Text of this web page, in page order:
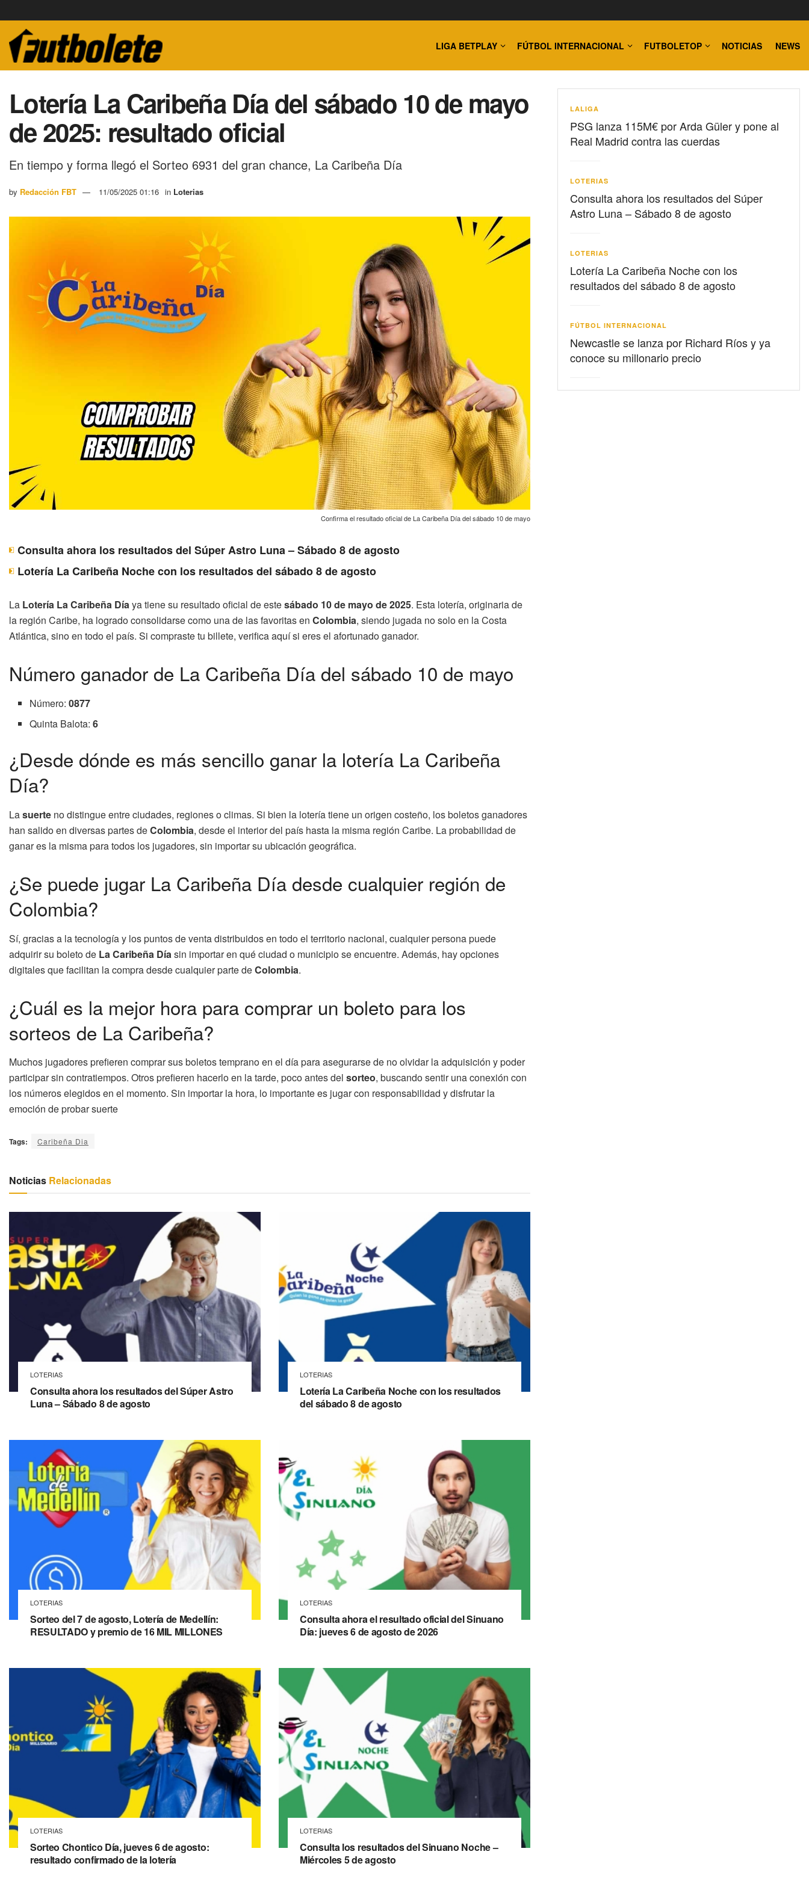
LIGA BETPLAY FÚTBOL INTERNACIONAL FUTBOLETOP NOTICIAS NEWS
Lotería La Caribeña Día del sábado 10 de mayo
de 2025: resultado oficial
En tiempo y forma llegó el Sorteo 6931 del gran chance, La Caribeña Día
by Redacción FBT 11/05/2025 01:16 in Loterias
Confirma el resultado oficial de La Caribeña Día del sábado 10 de mayo
Consulta ahora los resultados del Súper Astro Luna – Sábado 8 de agosto
Lotería La Caribeña Noche con los resultados del sábado 8 de agosto
La Lotería La Caribeña Díaya tiene su resultado oficial de estesábado 10 de mayo de 2025. Esta lotería, originaria de
la región Caribe, ha logrado consolidarse como una de las favoritas en Colombia, siendo jugada no solo en la Costa
Atlántica, sino en todo el país. Si compraste tu billete, verifica aquí si eres el afortunado ganador.
Número ganador de La Caribeña Día del sábado 10 de mayo
Número:0877
Quinta Balota:6
¿Desde dónde es más sencillo ganar la lotería La Caribeña
Día?
Lasuerte no distingue entre ciudades, regiones o climas. Si bien la lotería tiene un origen costeño, los boletos ganadores
han salido en diversas partes deColombia, desde el interior del país hasta la misma región Caribe. La probabilidad de
ganar es la misma para todos los jugadores, sin importar su ubicación geográfica.
¿Se puede jugar La Caribeña Día desde cualquier región de
Colombia?
Sí, gracias a la tecnología y los puntos de venta distribuidos en todo el territorio nacional, cualquier persona puede
adquirir su boleto de La Caribeña Díasin importar en qué ciudad o municipio se encuentre. Además, hay opciones
digitales que facilitan la compra desde cualquier parte deColombia.
¿Cuál es la mejor hora para comprar un boleto para los
sorteos de La Caribeña?
Muchos jugadores prefieren comprar sus boletos temprano en el día para asegurarse de no olvidar la adquisición y poder
participar sin contratiempos. Otros prefieren hacerlo en la tarde, poco antes del sorteo, buscando sentir una conexión con
los números elegidos en el momento. Sin importar la hora, lo importante es jugar con responsabilidad y disfrutar la
emoción de probar suerte
Tags: Caribeña Dia
Noticias Relacionadas
LOTERIAS
Consulta ahora los resultados del Súper Astro
Luna – Sábado 8 de agosto
LOTERIAS
Lotería La Caribeña Noche con los resultados
del sábado 8 de agosto
LOTERIAS
Sorteo del 7 de agosto, Lotería de Medellín:
RESULTADO y premio de 16 MIL MILLONES
LOTERIAS
Consulta ahora el resultado oficial del Sinuano
Día: jueves 6 de agosto de 2026
LOTERIAS
Sorteo Chontico Día, jueves 6 de agosto:
resultado confirmado de la lotería
LOTERIAS
Consulta los resultados del Sinuano Noche –
Miércoles 5 de agosto
LALIGA
PSG lanza 115M€ por Arda Güler y pone al
Real Madrid contra las cuerdas
LOTERIAS
Consulta ahora los resultados del Súper
Astro Luna – Sábado 8 de agosto
LOTERIAS
Lotería La Caribeña Noche con los
resultados del sábado 8 de agosto
FÚTBOL INTERNACIONAL
Newcastle se lanza por Richard Ríos y ya
conoce su millonario precio